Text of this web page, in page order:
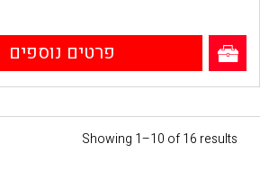
פרטים נוספים
Showing 1–10 of 16 results